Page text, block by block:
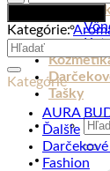
Tašky
Aroma
difuzér
s
tyčinkami
DOKKI
COTTON,
1000
ml
Kategórie:
Hľadať:
Kategórie
AURA
Ďalšie
Fashion